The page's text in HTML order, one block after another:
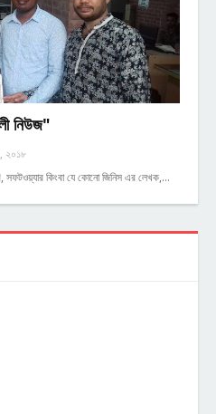
নিউজ"
২০১৮
সফটওয়্যার কিংবা যে কোনো জিনিস এর লেখক,…